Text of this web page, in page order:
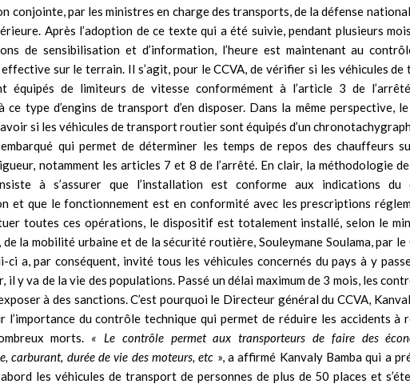
conjointe, par les ministres en charge des transports, de la défense
Après l’adoption de ce texte qui a été suivie, pendant plusieurs
de sensibilisation et d’information, l’heure est maintenant au
sur le terrain. Il s’agit, pour le CCVA, de vérifier si les véhicules
équipés de limiteurs de vitesse conformément à l’article 3 de
ce type d’engins de transport d’en disposer. Dans la même perspective,
si les véhicules de transport routier sont équipés d’un
qui permet de déterminer les temps de repos des chauffeurs
notamment les articles 7 et 8 de l’arrêté. En clair, la méthodologie
à s’assurer que l’installation est conforme aux indications du
et que le fonctionnement est en conformité avec les prescriptions
toutes ces opérations, le dispositif est totalement installé, selon le
la mobilité urbaine et de la sécurité routière, Souleymane Soulama, par le
ci a, par conséquent, invité tous les véhicules concernés du pays à y
il y va de la vie des populations. Passé un délai maximum de 3 mois, les
à des sanctions. C’est pourquoi le Directeur général du CCVA,
l’importance du contrôle technique qui permet de réduire les accidents à
morts. « Le contrôle permet aux transporteurs de faire des
carburant, durée de vie des moteurs, etc », a affirmé Kanvaly Bamba qui a
les véhicules de transport de personnes de plus de 50 places et